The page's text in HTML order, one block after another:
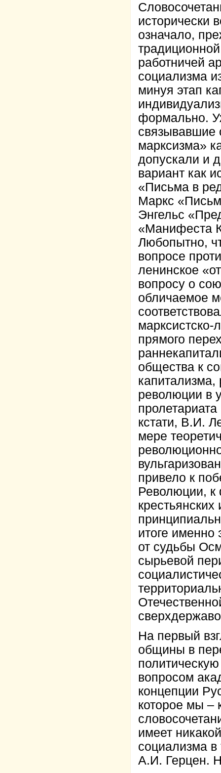
исторически
означало,
работничей
социализма
минуя этап
формально.
связывавшие
марксизма»
допускали и
вариант как
«Письма в
Маркс
Энгельс
«Манифеста
Любопытно,
вопросе
ленинское
вопросу о
обличаемое
прямого
общества к
капитализма,
революции в
кстати, В.И.
мере
привело к
Революции, к
крестьянских
итоге именно
от судьбы
сырьевой
На первый
общины в
вопросом
концепции
которое мы –
имеет
социализма
А.И. Герцен.